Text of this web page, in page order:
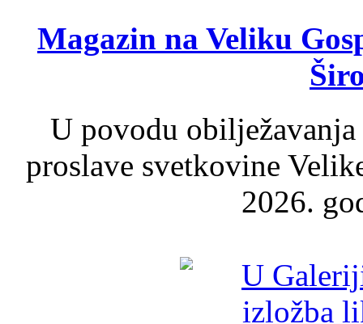
Magazin na Veliku
U povodu
proslave svetkovine
2026.